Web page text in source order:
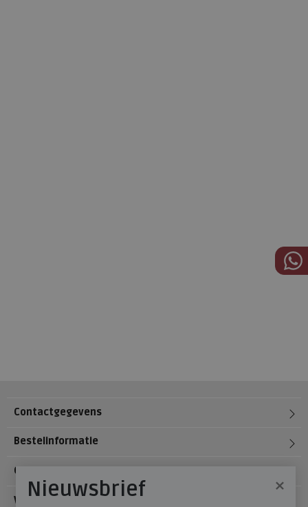
Contactgegevens
Bestelinformatie
Over Meijerink Schoenen
Voetzorg
×
Nieuwsbrief